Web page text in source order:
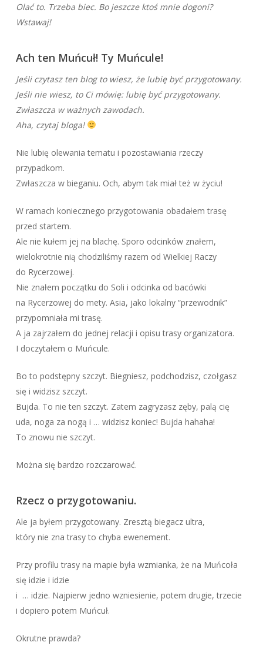
Olać to. Trzeba biec. Bo jeszcze ktoś mnie dogoni?
Wstawaj!
Ach ten Muńcuł! Ty Muńcule!
Jeśli czytasz ten blog to wiesz, że lubię być przygotowany.
Jeśli nie wiesz, to Ci mówię: lubię być przygotowany.
Zwłaszcza w ważnych zawodach.
Aha, czytaj bloga!
Nie lubię olewania tematu i pozostawiania rzeczy
przypadkom.
Zwłaszcza w bieganiu. Och, abym tak miał też w życiu!
W ramach koniecznego przygotowania obadałem trasę
przed startem.
Ale nie kułem jej na blachę. Sporo odcinków znałem,
wielokrotnie nią chodziliśmy razem od Wielkiej Raczy
do Rycerzowej.
Nie znałem początku do Soli i odcinka od bacówki
na Rycerzowej do mety. Asia, jako lokalny “przewodnik”
przypomniała mi trasę.
A ja zajrzałem do jednej relacji i opisu trasy organizatora.
I doczytałem o Muńcule.
Bo to podstępny szczyt. Biegniesz, podchodzisz, czołgasz
się i widzisz szczyt.
Bujda. To nie ten szczyt. Zatem zagryzasz zęby, palą cię
uda, noga za nogą i … widzisz koniec! Bujda hahaha!
To znowu nie szczyt.
Można się bardzo rozczarować.
Rzecz o przygotowaniu.
Ale ja byłem przygotowany. Zresztą biegacz ultra,
który nie zna trasy to chyba ewenement.
Przy profilu trasy na mapie była wzmianka, że na Muńcoła
się idzie i idzie
i … idzie. Najpierw jedno wzniesienie, potem drugie, trzecie
i dopiero potem Muńcuł.
Okrutne prawda?